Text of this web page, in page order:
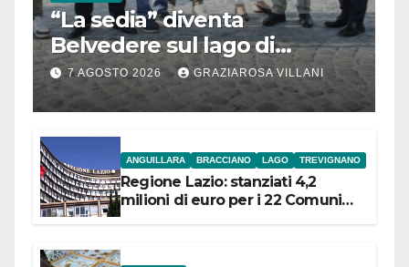
“La sedia” diventa
Belvedere sul lago di
Bracciano: ieri
l’inaugurazione
7 AGOSTO 2026 GRAZIAROSA VILLANI
ANGUILLARA BRACCIANO LAGO TREVIGNANO
Regione Lazio: stanziati 4,2
milioni di euro per i 22 Comuni